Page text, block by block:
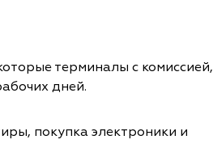
терминалы с комиссией,
дней.
покупка электроники и